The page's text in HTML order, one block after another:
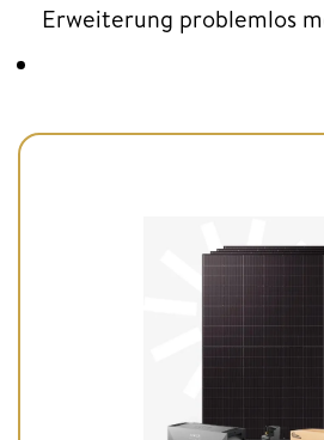
Erweiterung problemlos